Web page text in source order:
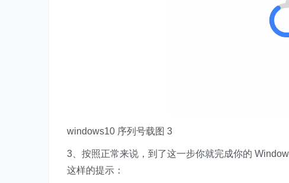
windows10 序列号载图 3
3、按照正常来说，到了这一步你就完成你的
这样的提示：